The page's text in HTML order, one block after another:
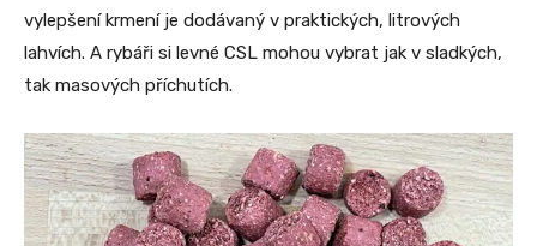
vylepšení krmení je dodávaný v praktických, litrových
lahvích. A rybáři si levné CSL mohou vybrat jak v sladkých,
tak masových příchutích.